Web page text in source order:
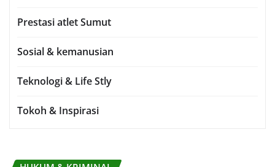
Prestasi atlet Sumut
Sosial & kemanusian
Teknologi & Life Stly
Tokoh & Inspirasi